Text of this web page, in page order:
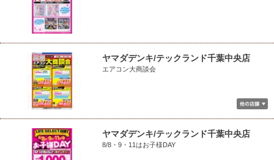
ヤマダデンキ/テックランド千葉中央店
エアコン大商談会
ヤマダデンキ/テックランド千葉中央店
8/8・9・11はお子様DAY